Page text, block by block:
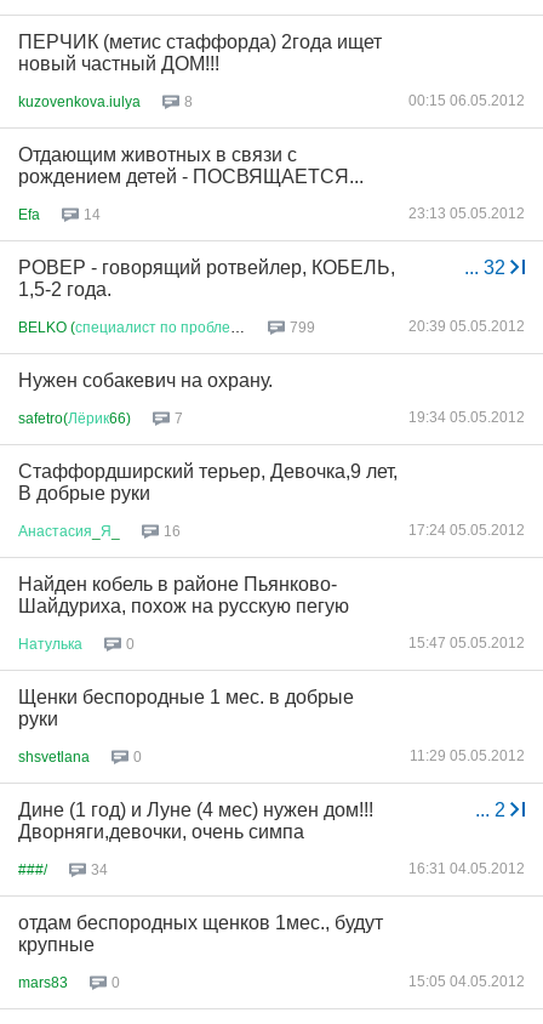
ПЕРЧИК (метис стаффорда) 2года ищет
новый частный ДОМ!!!
kuzovenkova.iulya 8 00:15 06.05.2012
Отдающим животных в связи с
рождением детей - ПОСВЯЩАЕТСЯ...
Efa 14 23:13 05.05.2012
... 32
РОВЕР - говорящий ротвейлер, КОБЕЛЬ,
1,5-2 года.
BELKO (специалист по проблеме 799 20:39 05.05.2012
Нужен собакевич на охрану.
safetro(Лёрик66) 7 19:34 05.05.2012
Стаффордширский терьер, Девочка,9 лет,
В добрые руки
Анастасия Я 16 17:24 05.05.2012
Найден кобель в районе Пьянково-
Шайдуриха, похож на русскую пегую
Натулька 0 15:47 05.05.2012
Щенки беспородные 1 мес. в добрые
руки
shsvetlana 0 11:29 05.05.2012
... 2
Дине (1 год) и Луне (4 мес) нужен дом!!!
Дворняги,девочки, очень симпа
###/ 34 16:31 04.05.2012
отдам беспородных щенков 1мес., будут
крупные
mars83 0 15:05 04.05.2012